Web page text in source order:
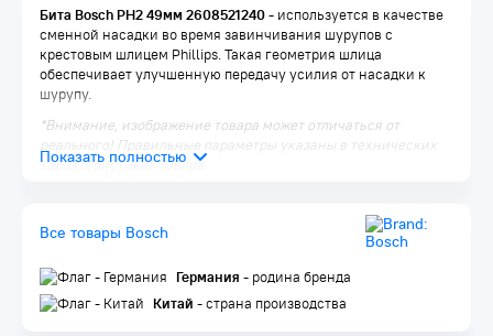
Бита Bosch РН2 49мм 2608521240 - используется в качестве
сменной насадки во время завинчивания шурупов с
крестовым шлицем Phillips. Такая геометрия шлица
обеспечивает улучшенную передачу усилия от насадки к
шурупу.
*Внимание, изображение товара может отличаться от
реального! Правильные параметры указаны в технических
характеристиках товара.
Все товары Bosch
Германия - родина бренда
Китай - страна производства